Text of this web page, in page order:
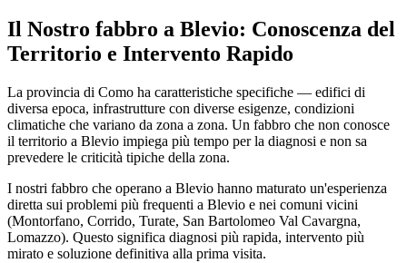
Il Nostro fabbro a Blevio: Conoscenza del
Territorio e Intervento Rapido
La provincia di Como ha caratteristiche specifiche — edifici di
diversa epoca, infrastrutture con diverse esigenze, condizioni
climatiche che variano da zona a zona. Un fabbro che non conosce
il territorio a Blevio impiega più tempo per la diagnosi e non sa
prevedere le criticità tipiche della zona.
I nostri fabbro che operano a Blevio hanno maturato un'esperienza
diretta sui problemi più frequenti a Blevio e nei comuni vicini
(Montorfano, Corrido, Turate, San Bartolomeo Val Cavargna,
Lomazzo). Questo significa diagnosi più rapida, intervento più
mirato e soluzione definitiva alla prima visita.